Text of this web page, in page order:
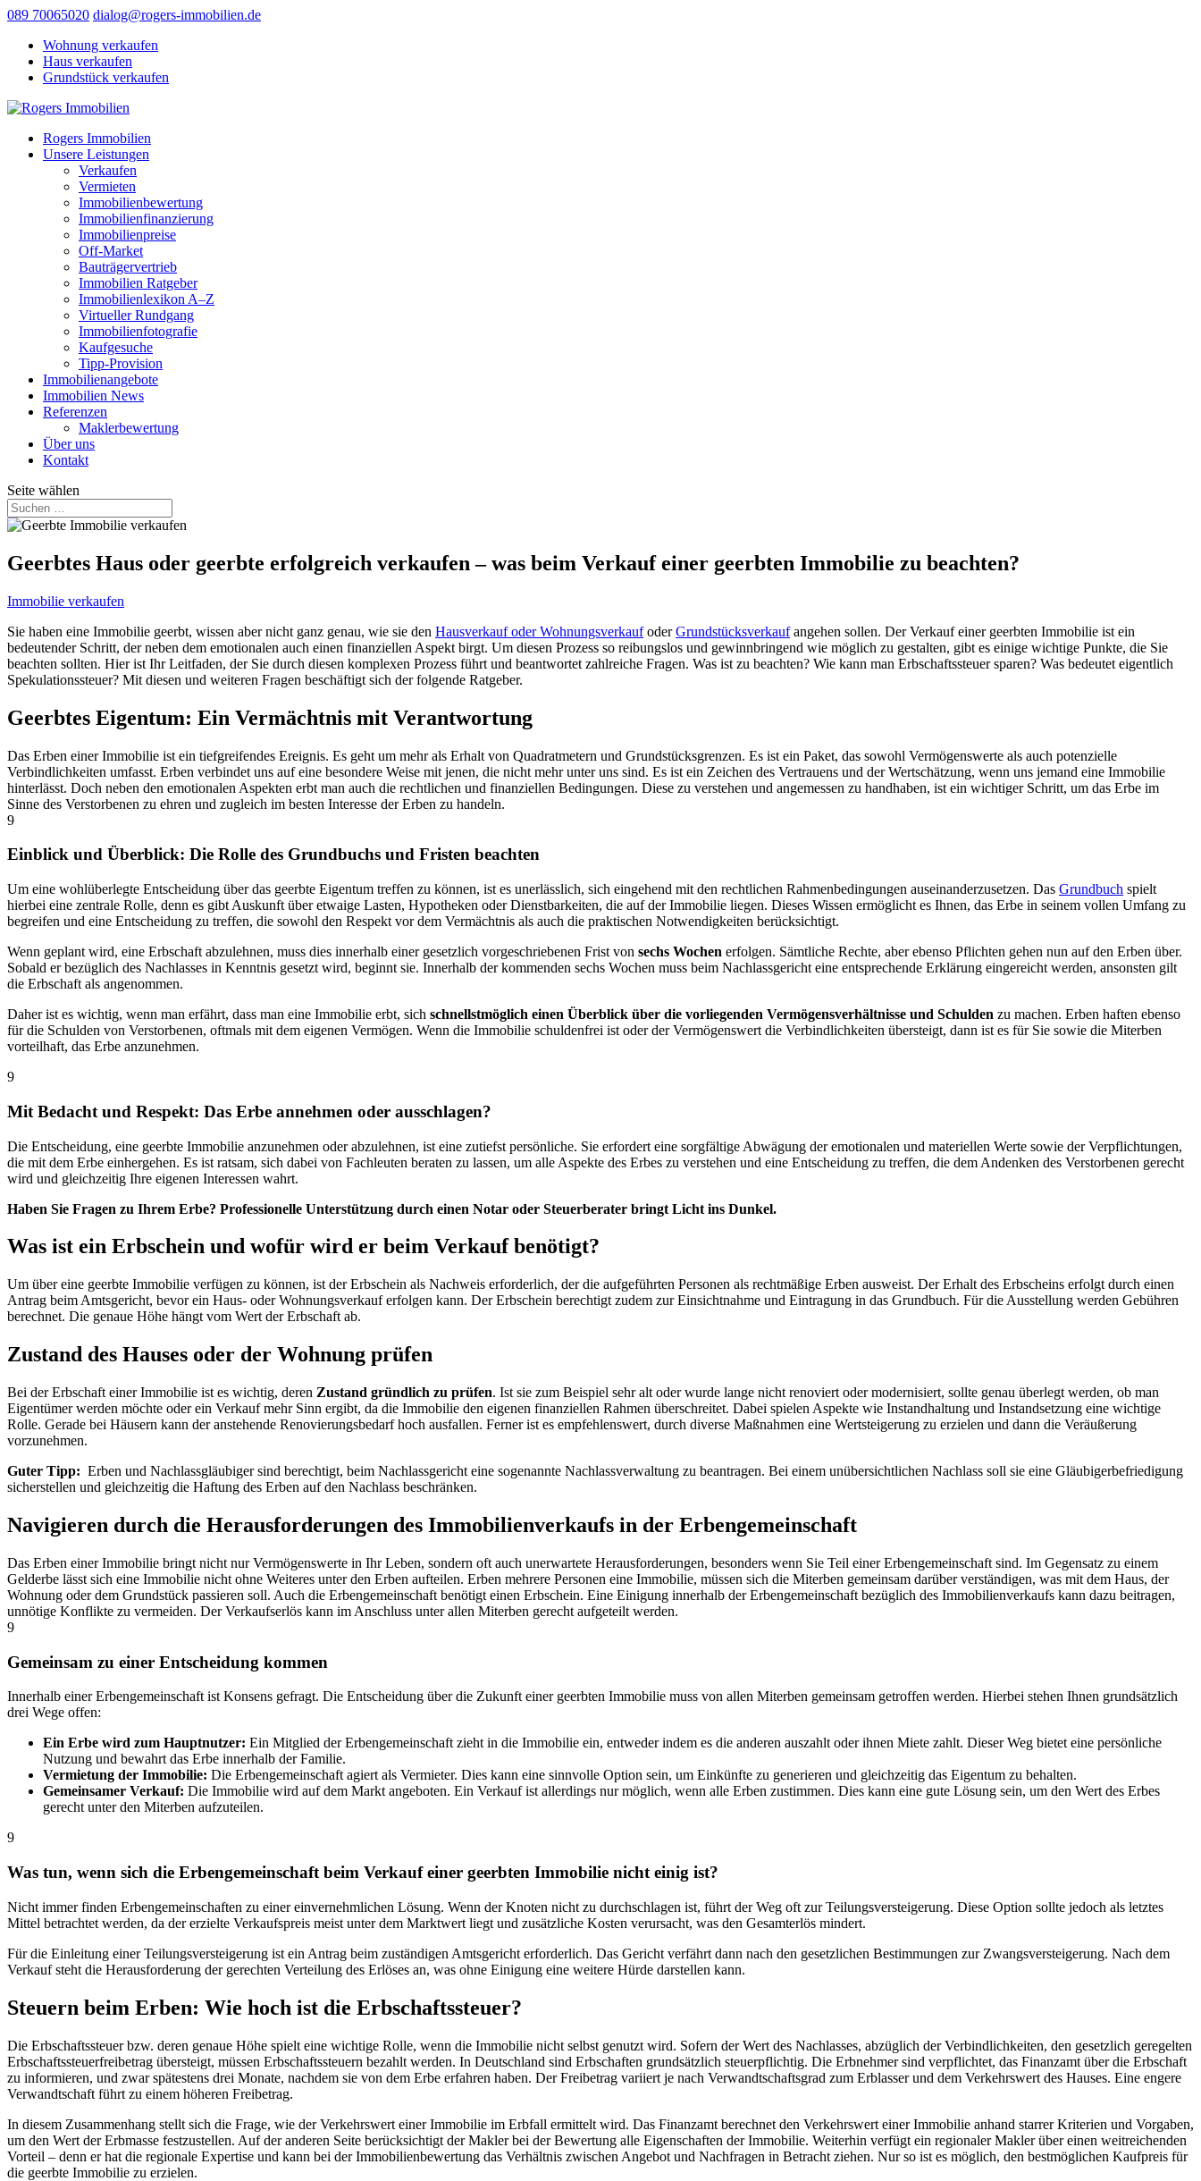
089 70065020 dialog@rogers-immobilien.de
Wohnung verkaufen
Haus verkaufen
Grundstück verkaufen
Rogers Immobilien
Unsere Leistungen
Verkaufen
Vermieten
Immobilienbewertung
Immobilienfinanzierung
Immobilienpreise
Off-Market
Bauträgervertrieb
Immobilien Ratgeber
Immobilienlexikon A–Z
Virtueller Rundgang
Immobilienfotografie
Kaufgesuche
Tipp-Provision
Immobilienangebote
Immobilien News
Referenzen
Maklerbewertung
Über uns
Kontakt
Seite wählen
Geerbtes Haus oder geerbte erfolgreich verkaufen – was beim Verkauf einer geerbten Immobilie zu beachten?
Immobilie verkaufen
Sie haben eine Immobilie geerbt, wissen aber nicht ganz genau, wie sie den Hausverkauf oder WohnungsverkaufoderGrundstücksverkaufangehen sollen. Der Verkauf einer geerbten Immobilie ist ein
bedeutender Schritt, der neben dem emotionalen auch einen finanziellen Aspekt birgt. Um diesen Prozess so reibungslos und gewinnbringend wie möglich zu gestalten, gibt es einige wichtige Punkte, die Sie
beachten sollten. Hier ist Ihr Leitfaden, der Sie durch diesen komplexen Prozess führt und beantwortet zahlreiche Fragen. Was ist zu beachten? Wie kann man Erbschaftssteuer sparen? Was bedeutet eigentlich
Spekulationssteuer? Mit diesen und weiteren Fragen beschäftigt sich der folgende Ratgeber.
Geerbtes Eigentum: Ein Vermächtnis mit Verantwortung
Das Erben einer Immobilie ist ein tiefgreifendes Ereignis. Es geht um mehr als Erhalt von Quadratmetern und Grundstücksgrenzen. Es ist ein Paket, das sowohl Vermögenswerte als auch potenzielle
Verbindlichkeiten umfasst. Erben verbindet uns auf eine besondere Weise mit jenen, die nicht mehr unter uns sind. Es ist ein Zeichen des Vertrauens und der Wertschätzung, wenn uns jemand eine Immobilie
hinterlässt. Doch neben den emotionalen Aspekten erbt man auch die rechtlichen und finanziellen Bedingungen. Diese zu verstehen und angemessen zu handhaben, ist ein wichtiger Schritt, um das Erbe im
Sinne des Verstorbenen zu ehren und zugleich im besten Interesse der Erben zu handeln.
9
Einblick und Überblick: Die Rolle des Grundbuchs und Fristen beachten
Um eine wohlüberlegte Entscheidung über das geerbte Eigentum treffen zu können, ist es unerlässlich, sich eingehend mit den rechtlichen Rahmenbedingungen auseinanderzusetzen. Das Grundbuch spielt
hierbei eine zentrale Rolle, denn es gibt Auskunft über etwaige Lasten, Hypotheken oder Dienstbarkeiten, die auf der Immobilie liegen. Dieses Wissen ermöglicht es Ihnen, das Erbe in seinem vollen Umfang zu
begreifen und eine Entscheidung zu treffen, die sowohl den Respekt vor dem Vermächtnis als auch die praktischen Notwendigkeiten berücksichtigt.
Wenn geplant wird, eine Erbschaft abzulehnen, muss dies innerhalb einer gesetzlich vorgeschriebenen Frist von sechs Wochen erfolgen. Sämtliche Rechte, aber ebenso Pflichten gehen nun auf den Erben über.
Sobald er bezüglich des Nachlasses in Kenntnis gesetzt wird, beginnt sie. Innerhalb der kommenden sechs Wochen muss beim Nachlassgericht eine entsprechende Erklärung eingereicht werden, ansonsten gilt
die Erbschaft als angenommen.
Daher ist es wichtig, wenn man erfährt, dass man eine Immobilie erbt, sich schnellstmöglich einen Überblick über die vorliegenden Vermögensverhältnisse und Schulden zu machen. Erben haften ebenso
für die Schulden von Verstorbenen, oftmals mit dem eigenen Vermögen. Wenn die Immobilie schuldenfrei ist oder der Vermögenswert die Verbindlichkeiten übersteigt, dann ist es für Sie sowie die Miterben
vorteilhaft, das Erbe anzunehmen.
9
Mit Bedacht und Respekt: Das Erbe annehmen oder ausschlagen?
Die Entscheidung, eine geerbte Immobilie anzunehmen oder abzulehnen, ist eine zutiefst persönliche. Sie erfordert eine sorgfältige Abwägung der emotionalen und materiellen Werte sowie der Verpflichtungen,
die mit dem Erbe einhergehen. Es ist ratsam, sich dabei von Fachleuten beraten zu lassen, um alle Aspekte des Erbes zu verstehen und eine Entscheidung zu treffen, die dem Andenken des Verstorbenen gerecht
wird und gleichzeitig Ihre eigenen Interessen wahrt.
Haben Sie Fragen zu Ihrem Erbe? Professionelle Unterstützung durch einen Notar oder Steuerberater bringt Licht ins Dunkel.
Was ist ein Erbschein und wofür wird er beim Verkauf benötigt?
Um über eine geerbte Immobilie verfügen zu können, ist der Erbschein als Nachweis erforderlich, der die aufgeführten Personen als rechtmäßige Erben ausweist. Der Erhalt des Erbscheins erfolgt durch einen
Antrag beim Amtsgericht, bevor ein Haus- oder Wohnungsverkauf erfolgen kann. Der Erbschein berechtigt zudem zur Einsichtnahme und Eintragung in das Grundbuch. Für die Ausstellung werden Gebühren
berechnet. Die genaue Höhe hängt vom Wert der Erbschaft ab.
Zustand des Hauses oder der Wohnung prüfen
Bei der Erbschaft einer Immobilie ist es wichtig, deren Zustand gründlich zu prüfen. Ist sie zum Beispiel sehr alt oder wurde lange nicht renoviert oder modernisiert, sollte genau überlegt werden, ob man
Eigentümer werden möchte oder ein Verkauf mehr Sinn ergibt, da die Immobilie den eigenen finanziellen Rahmen überschreitet. Dabei spielen Aspekte wie Instandhaltung und Instandsetzung eine wichtige
Rolle. Gerade bei Häusern kann der anstehende Renovierungsbedarf hoch ausfallen. Ferner ist es empfehlenswert, durch diverse Maßnahmen eine Wertsteigerung zu erzielen und dann die Veräußerung
vorzunehmen.
Guter Tipp: Erben und Nachlassgläubiger sind berechtigt, beim Nachlassgericht eine sogenannte Nachlassverwaltung zu beantragen. Bei einem unübersichtlichen Nachlass soll sie eine Gläubigerbefriedigung
sicherstellen und gleichzeitig die Haftung des Erben auf den Nachlass beschränken.
Navigieren durch die Herausforderungen des Immobilienverkaufs in der Erbengemeinschaft
Das Erben einer Immobilie bringt nicht nur Vermögenswerte in Ihr Leben, sondern oft auch unerwartete Herausforderungen, besonders wenn Sie Teil einer Erbengemeinschaft sind. Im Gegensatz zu einem
Gelderbe lässt sich eine Immobilie nicht ohne Weiteres unter den Erben aufteilen. Erben mehrere Personen eine Immobilie, müssen sich die Miterben gemeinsam darüber verständigen, was mit dem Haus, der
Wohnung oder dem Grundstück passieren soll. Auch die Erbengemeinschaft benötigt einen Erbschein. Eine Einigung innerhalb der Erbengemeinschaft bezüglich des Immobilienverkaufs kann dazu beitragen,
unnötige Konflikte zu vermeiden. Der Verkaufserlös kann im Anschluss unter allen Miterben gerecht aufgeteilt werden.
9
Gemeinsam zu einer Entscheidung kommen
Innerhalb einer Erbengemeinschaft ist Konsens gefragt. Die Entscheidung über die Zukunft einer geerbten Immobilie muss von allen Miterben gemeinsam getroffen werden. Hierbei stehen Ihnen grundsätzlich
drei Wege offen:
Ein Erbe wird zum Hauptnutzer: Ein Mitglied der Erbengemeinschaft zieht in die Immobilie ein, entweder indem es die anderen auszahlt oder ihnen Miete zahlt. Dieser Weg bietet eine persönliche
Nutzung und bewahrt das Erbe innerhalb der Familie.
Vermietung der Immobilie: Die Erbengemeinschaft agiert als Vermieter. Dies kann eine sinnvolle Option sein, um Einkünfte zu generieren und gleichzeitig das Eigentum zu behalten.
Gemeinsamer Verkauf: Die Immobilie wird auf dem Markt angeboten. Ein Verkauf ist allerdings nur möglich, wenn alle Erben zustimmen. Dies kann eine gute Lösung sein, um den Wert des Erbes
gerecht unter den Miterben aufzuteilen.
9
Was tun, wenn sich die Erbengemeinschaft beim Verkauf einer geerbten Immobilie nicht einig ist?
Nicht immer finden Erbengemeinschaften zu einer einvernehmlichen Lösung. Wenn der Knoten nicht zu durchschlagen ist, führt der Weg oft zur Teilungsversteigerung. Diese Option sollte jedoch als letztes
Mittel betrachtet werden, da der erzielte Verkaufspreis meist unter dem Marktwert liegt und zusätzliche Kosten verursacht, was den Gesamterlös mindert.
Für die Einleitung einer Teilungsversteigerung ist ein Antrag beim zuständigen Amtsgericht erforderlich. Das Gericht verfährt dann nach den gesetzlichen Bestimmungen zur Zwangsversteigerung. Nach dem
Verkauf steht die Herausforderung der gerechten Verteilung des Erlöses an, was ohne Einigung eine weitere Hürde darstellen kann.
Steuern beim Erben: Wie hoch ist die Erbschaftssteuer?
Die Erbschaftssteuer bzw. deren genaue Höhe spielt eine wichtige Rolle, wenn die Immobilie nicht selbst genutzt wird. Sofern der Wert des Nachlasses, abzüglich der Verbindlichkeiten, den gesetzlich geregelten
Erbschaftssteuerfreibetrag übersteigt, müssen Erbschaftssteuern bezahlt werden. In Deutschland sind Erbschaften grundsätzlich steuerpflichtig. Die Erbnehmer sind verpflichtet, das Finanzamt über die Erbschaft
zu informieren, und zwar spätestens drei Monate, nachdem sie von dem Erbe erfahren haben. Der Freibetrag variiert je nach Verwandtschaftsgrad zum Erblasser und dem Verkehrswert des Hauses. Eine engere
Verwandtschaft führt zu einem höheren Freibetrag.
In diesem Zusammenhang stellt sich die Frage, wie der Verkehrswert einer Immobilie im Erbfall ermittelt wird. Das Finanzamt berechnet den Verkehrswert einer Immobilie anhand starrer Kriterien und Vorgaben,
um den Wert der Erbmasse festzustellen. Auf der anderen Seite berücksichtigt der Makler bei der Bewertung alle Eigenschaften der Immobilie. Weiterhin verfügt ein regionaler Makler über einen weitreichenden
Vorteil – denn er hat die regionale Expertise und kann bei der Immobilienbewertung das Verhältnis zwischen Angebot und Nachfragen in Betracht ziehen. Nur so ist es möglich, den bestmöglichen Kaufpreis für
die geerbte Immobilie zu erzielen.